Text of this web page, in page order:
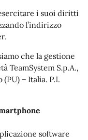
i suoi diritti
l’indirizzo
che la gestione
TeamSystem S.p.A.,
(PU) – Italia. P.I.
software